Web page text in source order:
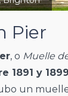
Pier
, o Muelle
1891 y 1899
un